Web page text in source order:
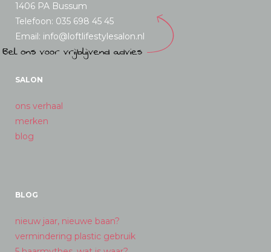
1406 PA Bussum
Telefoon: 035 698 45 45
Email: info@loftlifestylesalon.nl
SALON
ons verhaal
merken
blog
BLOG
nieuw jaar, nieuwe baan?
vermindering plastic gebruik